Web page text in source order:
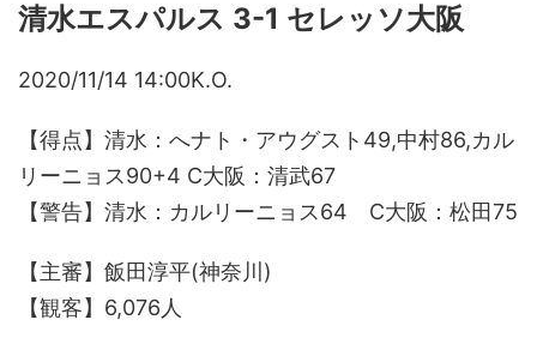
清水エスパルス 3-1 セレッソ大阪
2020/11/14 14:00K.O.
【得点】清水：へナト・アウグスト49,中村86,カル
リーニョス90+4 C大阪：清武67
【警告】清水：カルリーニョス64 C大阪：松田75
【主審】飯田淳平(神奈川)
【観客】6,076人